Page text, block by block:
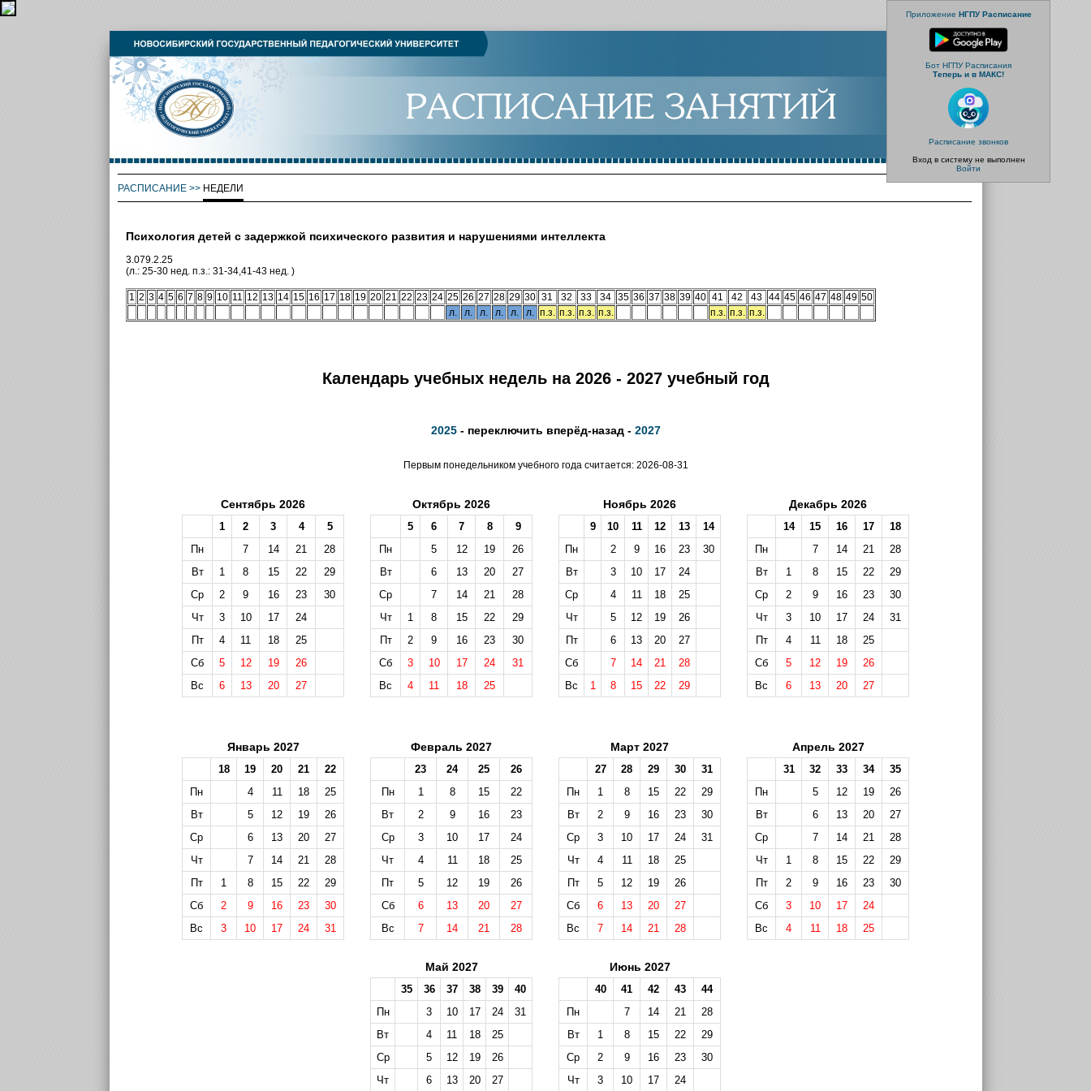
Приложение НГПУ Расписание
Бот НГПУ Расписания
Теперь и в МАКС!
Расписание звонков
Вход в систему не выполнен
Войти
РАСПИСАНИЕ>> НЕДЕЛИ
Психология детей с задержкой психического развития и нарушениями интеллекта
3.079.2.25
(л.: 25-30 нед. п.з.: 31-34,41-43 нед. )
1 2 3 4 5 6 7 8 9 10 11 12 13 14 15 16 17 18 19 20 21 22 23 24 25 26 27 28 29 30 31 32 33 34 35 36 37 38 39 40 41 42 43 44 45 46 47 48 49 50
л.
л. л. л. л. л. п.з. п.з. п.з. п.з. п.з. п.з. п.з.
Календарь учебных недель на 2026 - 2027 учебный год
2025- переключить вперёд-назад - 2027
Первым понедельником учебного года считается: 2026-08-31
Сентябрь 2026
1 2 3 4
5
Пн
7 14 21
28
Вт
1 8 15 22
29
Ср
2 9 16 23
30
Чт
3 10 17
24
Пт
4 11 18
25
Сб
5 12 19
26
Вс
6 13 20 27
Октябрь 2026
5 6 7 8
9
Пн
5 12 19
26
Вт
6 13 20
27
Ср
7 14 21
28
Чт
1 8 15 22
29
Пт
2 9 16 23
30
Сб
3 10 17 24
31
Вс
4 11 18 25
Ноябрь 2026
9 10 11 12 13
14
Пн
2 9 16 23
30
Вт
3 10 17
24
Ср
4 11 18
25
Чт
5 12 19
26
Пт
6 13 20
27
Сб
7 14 21
28
Вс
1 8 15 22 29
Декабрь 2026
14 15 16 17
18
Пн
7 14 21
28
Вт
1 8 15 22
29
Ср
2 9 16 23
30
Чт
3 10 17 24
31
Пт
4 11 18
25
Сб
5 12 19
26
Вс
6 13 20 27
Январь 2027
18 19 20 21
22
Пн
4 11 18
25
Вт
5 12 19
26
Ср
6 13 20
27
Чт
7 14 21
28
Пт
1 8 15 22
29
Сб
2 9 16 23
30
Вс
3 10 17 24 31
Февраль 2027
23 24 25
26
Пн
1 8 15
22
Вт
2 9 16
23
Ср
3 10 17
24
Чт
4 11 18
25
Пт
5 12 19
26
Сб
6 13 20
27
Вс
7 14 21 28
Март 2027
27 28 29 30
31
Пн
1 8 15 22
29
Вт
2 9 16 23
30
Ср
3 10 17 24
31
Чт
4 11 18
25
Пт
5 12 19
26
Сб
6 13 20
27
Вс
7 14 21 28
Апрель 2027
31 32 33 34
35
Пн
5 12 19
26
Вт
6 13 20
27
Ср
7 14 21
28
Чт
1 8 15 22
29
Пт
2 9 16 23
30
Сб
3 10 17
24
Вс
4 11 18 25
Май 2027
35 36 37 38 39
40
Пн
3 10 17 24
31
Вт
4 11 18
25
Ср
5 12 19
26
Чт
6 13 20 27
Июнь 2027
40 41 42 43
44
Пн
7 14 21
28
Вт
1 8 15 22
29
Ср
2 9 16 23
30
Чт
3 10 17 24